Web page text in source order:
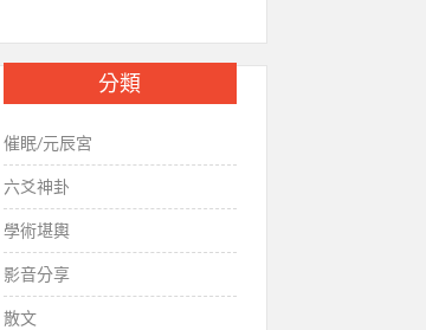
分類
催眠/元辰宮
六爻神卦
學術堪輿
影音分享
散文